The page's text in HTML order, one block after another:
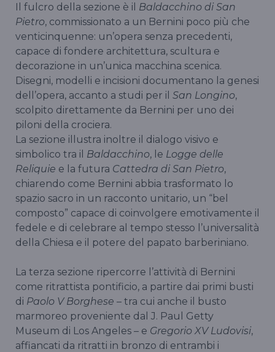
Il fulcro della sezione è il Baldacchino di San
Pietro, commissionato a un Bernini poco più che
venticinquenne: un’opera senza precedenti,
capace di fondere architettura, scultura e
decorazione in un’unica macchina scenica.
Disegni, modelli e incisioni documentano la genesi
dell’opera, accanto a studi per il San Longino,
scolpito direttamente da Bernini per uno dei
piloni della crociera.
La sezione illustra inoltre il dialogo visivo e
simbolico tra il Baldacchino, le Logge delle
Reliquie e la futura Cattedra di San Pietro,
chiarendo come Bernini abbia trasformato lo
spazio sacro in un racconto unitario, un “bel
composto” capace di coinvolgere emotivamente il
fedele e di celebrare al tempo stesso l’universalità
della Chiesa e il potere del papato barberiniano.
La terza sezione ripercorre l’attività di Bernini
come ritrattista pontificio, a partire dai primi busti
di Paolo V Borghese – tra cui anche il busto
marmoreo proveniente dal J. Paul Getty
Museum di Los Angeles – e Gregorio XV Ludovisi,
affiancati da ritratti in bronzo di entrambi i